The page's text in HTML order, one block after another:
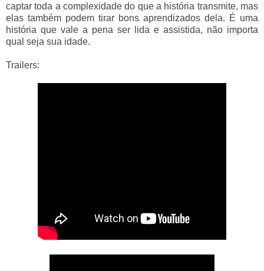
captar toda a complexidade do que a história transmite, mas
elas também podem tirar bons aprendizados dela. É uma
história que vale a pena ser lida e assistida, não importa
qual seja sua idade.
Trailers: